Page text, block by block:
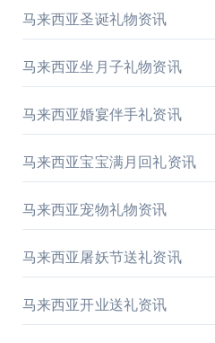
马来西亚圣诞礼物资讯
马来西亚坐月子礼物资讯
马来西亚婚宴伴手礼资讯
马来西亚宝宝满月回礼资讯
马来西亚宠物礼物资讯
马来西亚屠妖节送礼资讯
马来西亚开业送礼资讯